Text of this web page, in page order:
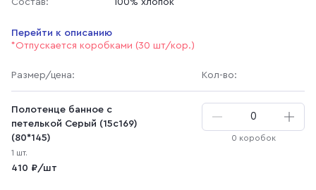
Состав:
100% хлопок
Перейти к описанию
*Отпускается коробками (30 шт/кор.)
Размер/цена: Кол-во:
Полотенце банное с
петелькой Серый (15с169)
(80*145)
1 шт.
410 ₽/шт
0 коробок